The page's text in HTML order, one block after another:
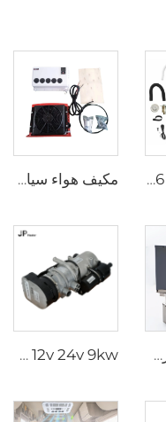
حرارة جي بي 6 كيلوواط 12 فولت LPG غاز كومبي 110 فولت 220 فولت هواء وماء ساخن مماثل لترما كومبي 6e مكيف هواء سيارة 24 فولت مكيف هواء سيارة
سخان مياه ديزل JP DC12V مع خزان مياه 18L للمقطورة سيارة المقطورة كامبر فان قارب JP YJH-Q9 12v 24v 9kw سخان وقوف السيارات للماء الديزل الساخن